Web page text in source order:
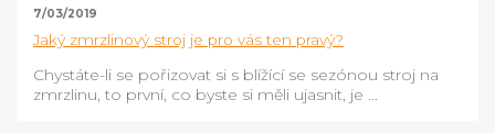
7/03/2019
Jaký zmrzlinový stroj je pro vás ten pravý?
Chystáte-li se pořizovat si s blížící se sezónou stroj na
zmrzlinu, to první, co byste si měli ujasnit, je ...